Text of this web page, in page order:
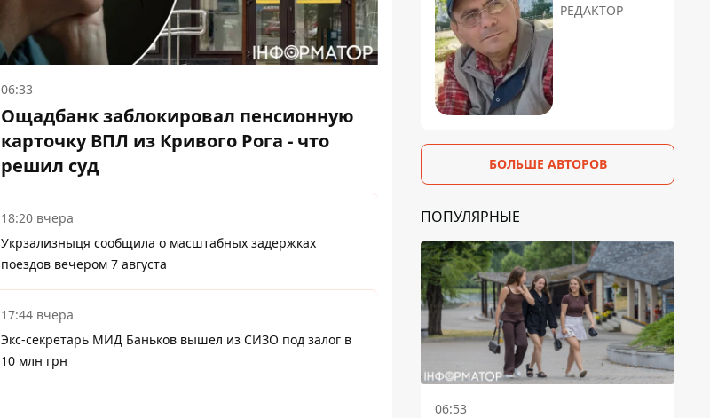
06:33
Ощадбанк заблокировал пенсионную
карточку ВПЛ из Кривого Рога - что
решил суд
18:20 вчера
Укрзализныця сообщила о масштабных задержках
поездов вечером 7 августа
17:44 вчера
Экс-секретарь МИД Баньков вышел из СИЗО под залог в
10 млн грн
РЕДАКТОР
БОЛЬШЕ АВТОРОВ
ПОПУЛЯРНЫЕ
06:53